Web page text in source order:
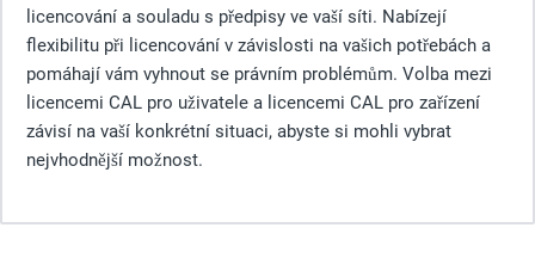
licencování a souladu s předpisy ve vaší síti. Nabízejí
flexibilitu při licencování v závislosti na vašich potřebách a
pomáhají vám vyhnout se právním problémům. Volba mezi
licencemi CAL pro uživatele a licencemi CAL pro zařízení
závisí na vaší konkrétní situaci, abyste si mohli vybrat
nejvhodnější možnost.